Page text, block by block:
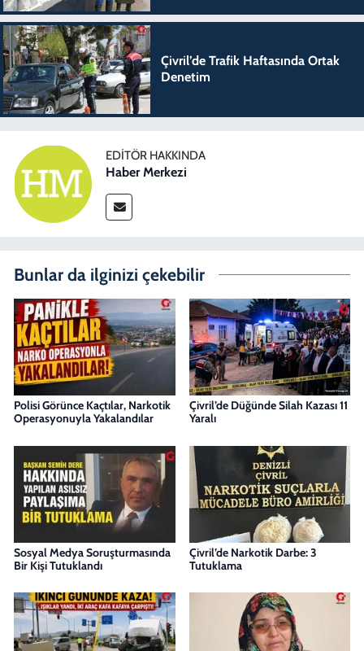
Çivril’de Trafik Haftasında Ortak
Denetim
EDITÖR HAKKINDA
Haber Merkezi
Bunlar da ilginizi çekebilir
Polisi Görünce Kaçtılar, Narkotik
Operasyonuyla Yakalandılar
Çivril’de Düğünde Silah Kazası 11
Yaralı
Sosyal Medya Soruşturmasında
Bir Kişi Tutuklandı
Çivril’de Narkotik Darbe: 3
Tutuklama